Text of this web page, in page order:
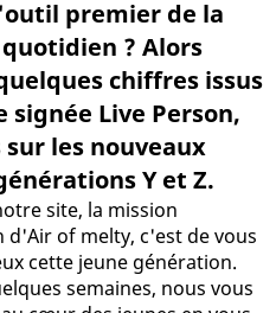
premier de la
? Alors
chiffres issus
Live Person,
les nouveaux
Y et Z.
site, la mission
of melty, c'est de vous
cette jeune génération.
semaines, nous vous